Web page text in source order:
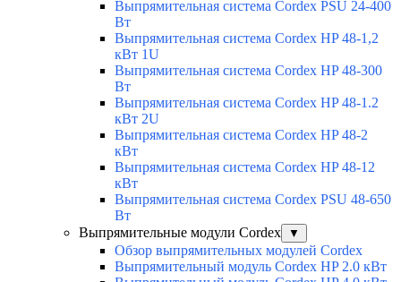
Выпрямительная система Cordex PSU 24-400
Вт
Выпрямительная система Cordex HP 48-1,2
кВт 1U
Выпрямительная система Cordex HP 48-300
Вт
Выпрямительная система Cordex HP 48-1.2
кВт 2U
Выпрямительная система Cordex HP 48-2
кВт
Выпрямительная система Cordex HP 48-12
кВт
Выпрямительная система Cordex PSU 48-650
Вт
Выпрямительные модули Cordex
▼
Обзор выпрямительных модулей Cordex
Выпрямительный модуль Cordex HP 2.0 кВт